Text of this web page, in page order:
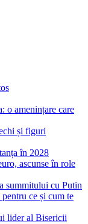
o amenințare care
și figuri
în 2028
ascunse în role
summitului cu Putin
ce și cum te
lider al Bisericii